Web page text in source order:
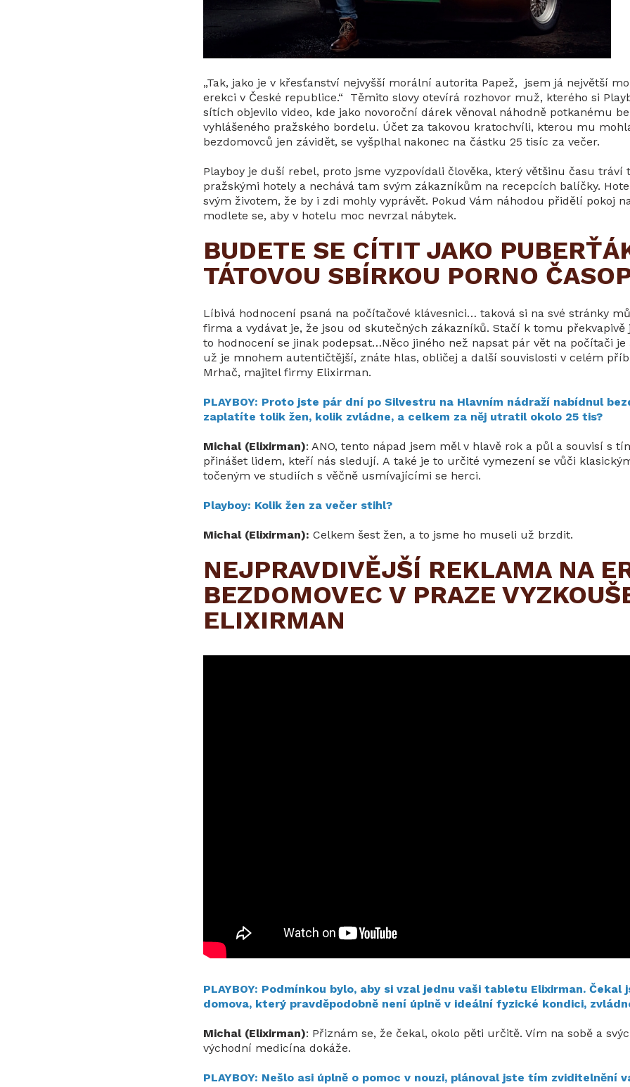
„Tak, jako je v křesťanství nejvyšší morální autorita Papež, jsem já největší
erekci v České republice.“ Těmito slovy otevírá rozhovor muž, kterého si
sítích objevilo video, kde jako novoroční dárek věnoval náhodně potkanému
vyhlášeného pražského bordelu. Účet za takovou kratochvíli, kterou mu
bezdomovců jen závidět, se vyšplhal nakonec na částku 25 tisíc za večer.
Playboy je duší rebel, proto jsme vyzpovídali člověka, který většinu času
pražskými hotely a nechává tam svým zákazníkům na recepcích balíčky.
svým životem, že by i zdi mohly vyprávět. Pokud Vám náhodou přidělí pokoj
modlete se, aby v hotelu moc nevrzal nábytek.
BUDETE SE CÍTIT JAKO
TÁTOVOU SBÍRKOU PORNO
Líbivá hodnocení psaná na počítačové klávesnici… taková si na své stránky
firma a vydávat je, že jsou od skutečných zákazníků. Stačí k tomu překvapivě
to hodnocení se jinak podepsat…Něco jiného než napsat pár vět na počítači je
už je mnohem autentičtější, znáte hlas, obličej a další souvislosti v celém
Mrhač, majitel firmy Elixirman.
PLAYBOY: Proto jste pár dní po Silvestru na Hlavním nádraží nabídnul
zaplatíte tolik žen, kolik zvládne, a celkem za něj utratil okolo 25 tis?
Michal (Elixirman): ANO, tento nápad jsem měl v hlavě rok a půl a souvisí s
přinášet lidem, kteří nás sledují. A také je to určité vymezení se vůči
točeným ve studiích s věčně usmívajícími se herci.
Playboy: Kolik žen za večer stihl?
Michal (Elixirman): Celkem šest žen, a to jsme ho museli už brzdit.
NEJPRAVDIVĚJŠÍ REKLAMA NA
BEZDOMOVEC V PRAZE
ELIXIRMAN
PLAYBOY: Podmínkou bylo, aby si vzal jednu vaši tabletu Elixirman. Čekal
domova, který pravděpodobně není úplně v ideální fyzické kondici,
Michal (Elixirman): Přiznám se, že čekal, okolo pěti určitě. Vím na sobě a
východní medicína dokáže.
PLAYBOY: Nešlo asi úplně o pomoc v nouzi, plánoval jste tím zviditelnění